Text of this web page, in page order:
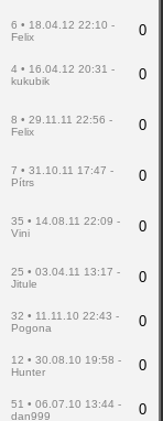
6 • 18.04.12 22:10 -
Felix
0
4 • 16.04.12 20:31 -
kukubik
0
8 • 29.11.11 22:56 -
Felix
0
7 • 31.10.11 17:47 -
Pítrs
0
35 • 14.08.11 22:09 -
Vini
0
25 • 03.04.11 13:17 -
Jitule
0
32 • 11.11.10 22:43 -
Pogona
0
12 • 30.08.10 19:58 -
Hunter
0
51 • 06.07.10 13:44 -
dan999
0